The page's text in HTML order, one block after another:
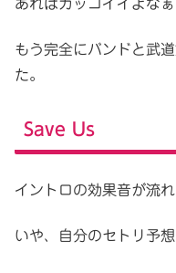
あれはカッコイイよなぁ
もう完全にバンドと武
た。
Save Us
イントロの効果音が流
いや、自分のセトリ予